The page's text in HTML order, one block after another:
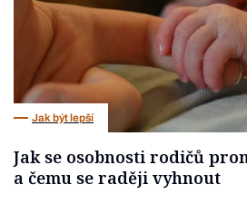
Jak být lepší
Jak se osobnosti rodičů
a čemu se raději vyhnout